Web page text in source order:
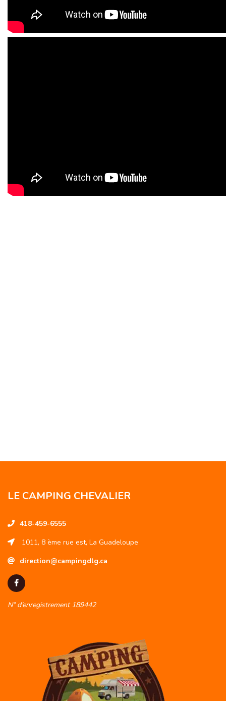
LE CAMPING CHEVALIER
418-459-6555
1011, 8 ème rue est, La Guadeloupe
direction@campingdlg.ca
N° d’enregistrement 189442